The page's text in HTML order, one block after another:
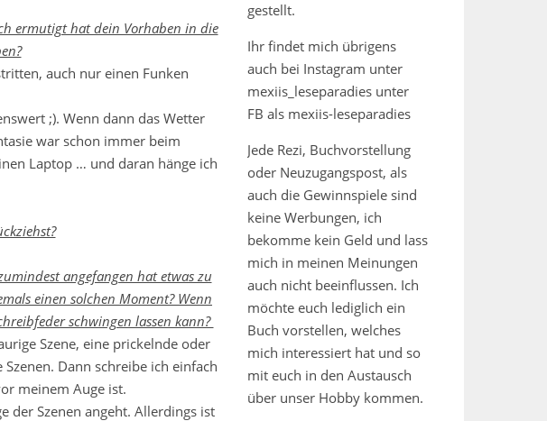
ermutigt hat dein Vorhaben in die
auch nur einen Funken
;). Wenn dann das Wetter
war schon immer beim
Laptop … und daran hänge ich
angefangen hat etwas zu
einen solchen Moment? Wenn
schwingen lassen kann?
Szene, eine prickelnde oder
Dann schreibe ich einfach
meinem Auge ist.
der Szenen angeht. Allerdings ist
gestellt.
Ihr findet mich übrigens
auch bei Instagram unter
mexiis_leseparadies unter
FB als mexiis-leseparadies
Jede Rezi, Buchvorstellung
oder Neuzugangspost, als
auch die Gewinnspiele sind
keine Werbungen, ich
bekomme kein Geld und lass
mich in meinen Meinungen
auch nicht beeinflussen. Ich
möchte euch lediglich ein
Buch vorstellen, welches
mich interessiert hat und so
mit euch in den Austausch
über unser Hobby kommen.